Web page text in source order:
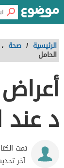
الرئيسية / صحة ،
الحامل
د عند
تمت
آخر